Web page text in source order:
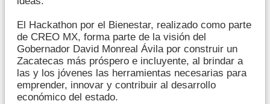
El Hackathon por el Bienestar, realizado como parte
de CREO MX, forma parte de la visión del
Gobernador David Monreal Ávila por construir un
Zacatecas más próspero e incluyente, al brindar a
las y los jóvenes las herramientas necesarias para
emprender, innovar y contribuir al desarrollo
económico del estado.